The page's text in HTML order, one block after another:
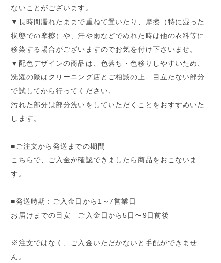
ないことがございます。
▼長時間濡れたままで重ねて置いたり、摩擦（特に湿った
状態での摩擦）や、汗や雨などでぬれた時は他の衣料等に
移染する場合がございますのでお気を付け下さいませ。
▼配色デザインの商品は、色落ち・色移りしやすいため、
洗濯の際はクリーニング店とご相談の上、目立たない部分
で試してから行ってください。
汚れた部分は部分洗いをしていただくことをおすすめいた
します。
■ご注文から発送までの期間
こちらで、ご入金が確認できましたら商品をおこないま
す。
■発送時期：ご入金日から1～7営業日
お届けまでの目安：ご入金日から5日〜9日前後
※注文ではなく、ご入金いただかないと手配ができませ
ん。